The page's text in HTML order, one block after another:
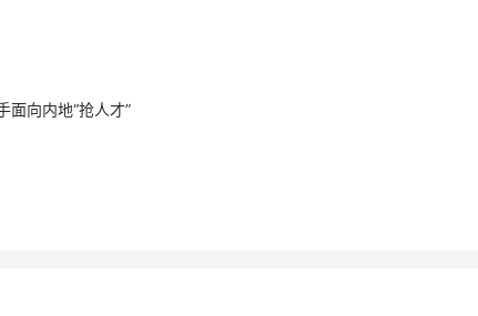
面向内地“抢人才”